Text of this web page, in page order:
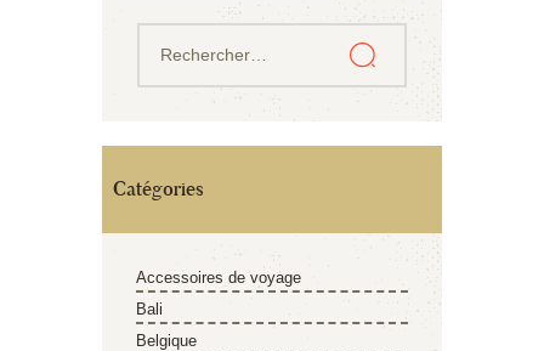
Catégories
Accessoires de voyage
Bali
Belgique